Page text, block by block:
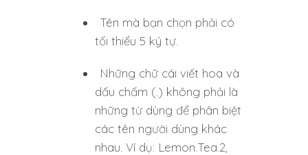
Tên mà bạn chọn phải có
tối thiểu 5 ký tự.
Những chữ cái viết hoa và
dấu chấm (.) không phải là
những từ dùng để phân biệt
các tên người dùng khác
nhau. Ví dụ: Lemon.Tea.2,